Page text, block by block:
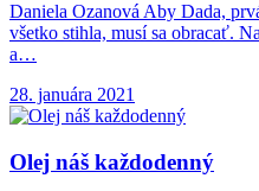
Daniela Ozanová Aby Dada,
všetko stihla, musí sa obracať.
a…
28. januára 2021
Olej náš každodenný